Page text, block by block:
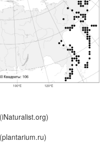
(iNaturalist.org)
(plantarium.ru)